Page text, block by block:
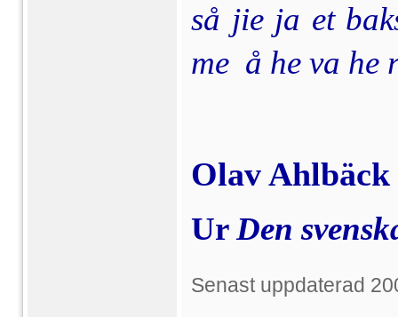
så jie ja et
me  å he va
Olav Ahlbäck
Ur Den
Senast uppdaterad